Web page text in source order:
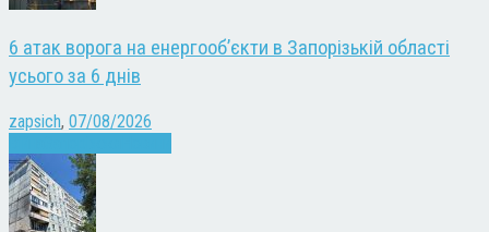
6 атак ворога на енергооб’єкти в Запорізькій області
усього за 6 днів
zapsich, 07/08/2026